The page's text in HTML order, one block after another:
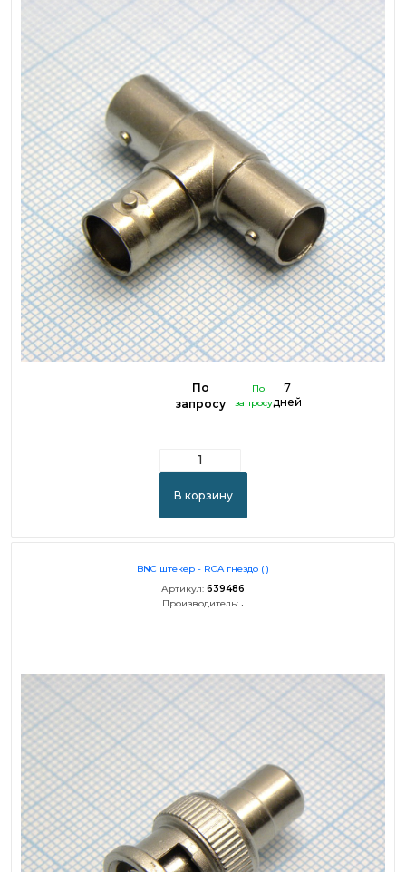
По
запросу
По
запросу
7
дней
В корзину
BNC штекер - RCA гнездо ( )
Артикул: 639486
Производитель: .